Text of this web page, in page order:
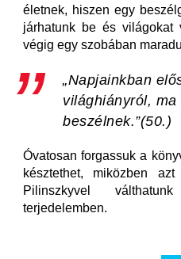
életnek, hiszen egy
járhatunk be és világokat
végig egy szobában
„Napjainkban
világhiányról,
beszélnek.”(50.)
Óvatosan forgassuk a
késztethet, miközben
Pilinszkyvel
terjedelemben.